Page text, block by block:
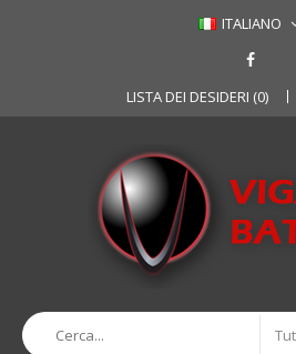
ITALIANO
LISTA DEI DESIDERI (0)